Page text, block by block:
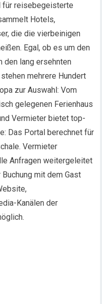
für reisebegeisterte
Hotels,
die die vierbeinigen
Egal, ob es um den
den lang ersehnten
mehrere Hundert
zur Auswahl: Vom
gelegenen Ferienhaus
Vermieter bietet top-
Das Portal berechnet für
Vermieter
Anfragen weitergeleitet
mit dem Gast
Kanälen der